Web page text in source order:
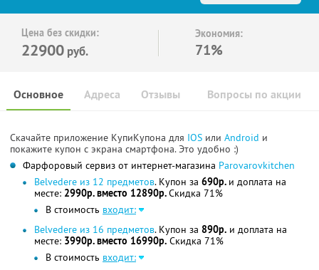
Цена без скидки:
22900 руб.
Экономия:
71%
Основное Отзывы Вопросы по акции
Адреса
Скачайте приложение КупиКупона для IOS или Android и
покажите купон с экрана смартфона. Это удобно :)
Фарфоровый сервиз от интернет-магазина Parovarovkitchen
Belvedere из 12 предметов. Купон за 690р. и доплата на
месте: 2990р. вместо 12890р.Скидка 71%
В стоимость входит:
Belvedere из 16 предметов. Купон за 890р. и доплата на
месте: 3990р. вместо 16990р. Скидка 71%
В стоимость входит: